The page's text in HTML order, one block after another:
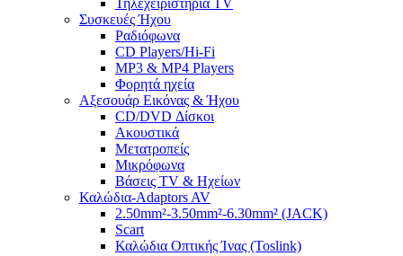
Τηλεχειριστήρια TV
Συσκευές Ήχου
Ραδιόφωνα
CD Players/Hi-Fi
MP3 & MP4 Players
Φορητά ηχεία
Αξεσουάρ Εικόνας & Ήχου
CD/DVD Δίσκοι
Ακουστικά
Μετατροπείς
Μικρόφωνα
Βάσεις TV & Ηχείων
Καλώδια-Adaptors AV
2.50mm²-3.50mm²-6.30mm² (JACK)
Scart
Καλώδια Οπτικής Ίνας (Toslink)